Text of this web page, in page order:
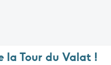
la Tour du Valat !